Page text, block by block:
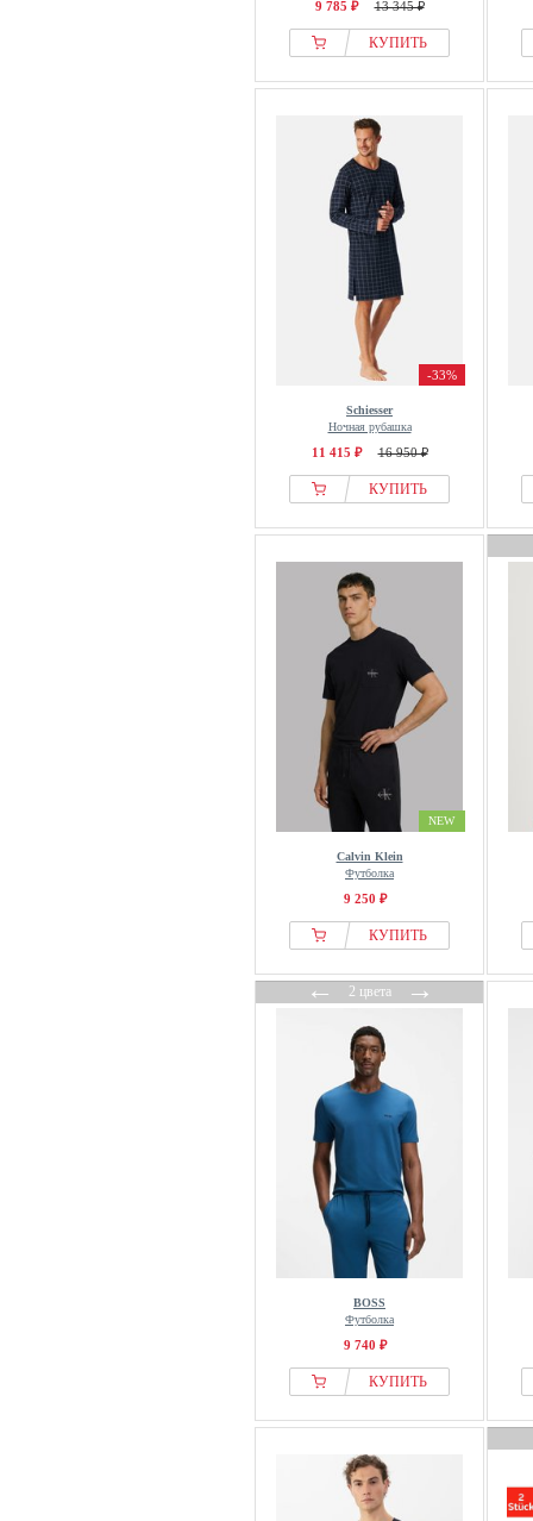
9 785 ₽ 13 345 ₽
КУПИТЬ
-33%
Schiesser
Ночная рубашка
11 415 ₽ 16 950 ₽
КУПИТЬ
NEW
Calvin Klein
Футболка
9 250 ₽
КУПИТЬ
←2 цвета→
BOSS
Футболка
9 740 ₽
КУПИТЬ